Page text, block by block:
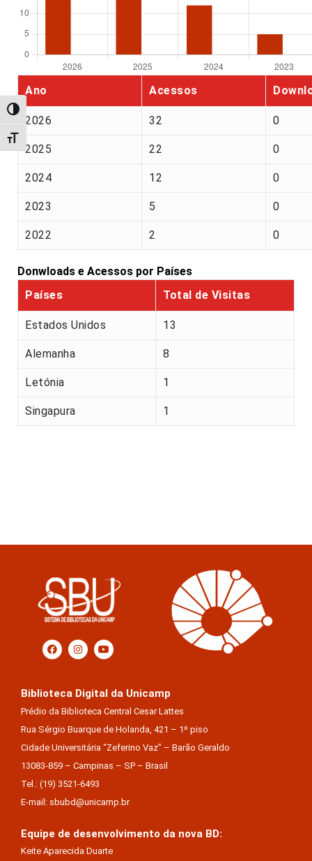
Alternar alto contraste
Alternar tamanho da fonte
Ano Acessos
2026 32 0
2025 22 0
2024 12 0
2023 5 0
2022 2 0
Donwloads e Acessos por Países
Países
Total de Visitas
Estados Unidos 13
Alemanha 8
Letónia 1
Singapura 1
Biblioteca Digital da Unicamp
Prédio da Biblioteca Central Cesar Lattes
Rua Sérgio Buarque de Holanda, 421 – 1º piso
Cidade Universitária “Zeferino Vaz” – Barão Geraldo
13083-859 – Campinas – SP – Brasil
Tel.: (19) 3521-6493
E-mail: sbubd@unicamp.br
Equipe de desenvolvimento da nova BD:
Keite Aparecida Duarte